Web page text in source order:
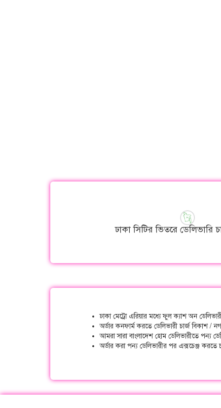
ঢাকা সিটির ভিতরে ডেলিভারি
ঢাকা মেট্রো এরিয়ার মধ্যে ফুল ক্যাশ অন
অর্ডার কনফার্ম করতে ডেলিভারী চার্জ বিকাশ /
আমরা সারা বাংলাদেশ হোম ডেলিভারীতে পন্য
অর্ডার করা পন্য ডেলিভারীর পর এক্সচেঞ্জ